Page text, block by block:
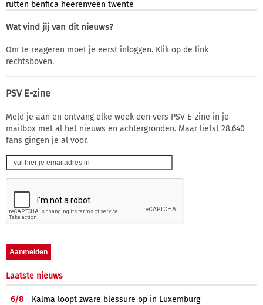
rutten benfica heerenveen twente
Wat vind jij van dit nieuws?
Om te reageren moet je eerst inloggen. Klik op de link
rechtsboven.
PSV E-zine
Meld je aan en ontvang elke week een vers PSV E-zine in je
mailbox met al het nieuws en achtergronden. Maar liefst 28.640
fans gingen je al voor.
Laatste nieuws
6/8
Kalma loopt zware blessure op in Luxemburg